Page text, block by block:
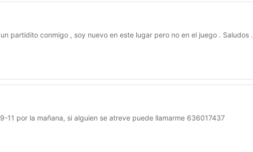
partidito conmigo , soy nuevo en este lugar pero no en el juego . Saludos .
11 por la mañana, si alguien se atreve puede llamarme 636017437